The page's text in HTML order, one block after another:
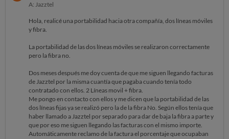
A: Jazztel
Hola, realicé una portabilidad hacia otra compañía, dos líneas móviles
y fibra.
La portabilidad de las dos líneas móviles se realizaron correctamente
pero la fibra no.
Dos meses después me doy cuenta de que me siguen llegando facturas
de Jazztel por la misma cuantía que pagaba cuando tenía todo
contratado con ellos. 2 Líneas movil + fibra.
Me pongo en contacto con ellos y me dicen que la portabilidad de las
dos líneas fijas ya se realizó pero la de la fibra No. Según ellos tenía que
haber llamado a Jazztel por separado para dar de baja la fibra a parte y
que por eso me siguen llegando las facturas con el mismo importe.
Automáticamente reclamo de la factura el porcentaje que ocupaban